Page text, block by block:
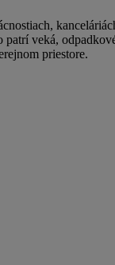
veká,
priestore.